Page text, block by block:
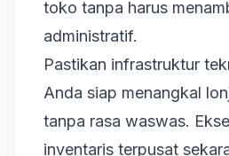
toko tanpa harus
administratif.
Pastikan infrastruktur
Anda siap menangkal
tanpa rasa waswas.
inventaris terpusat